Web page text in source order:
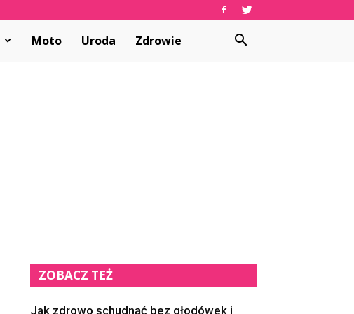
Moto Uroda Zdrowie
ZOBACZ TEŻ
Jak zdrowo schudnąć bez głodówek i